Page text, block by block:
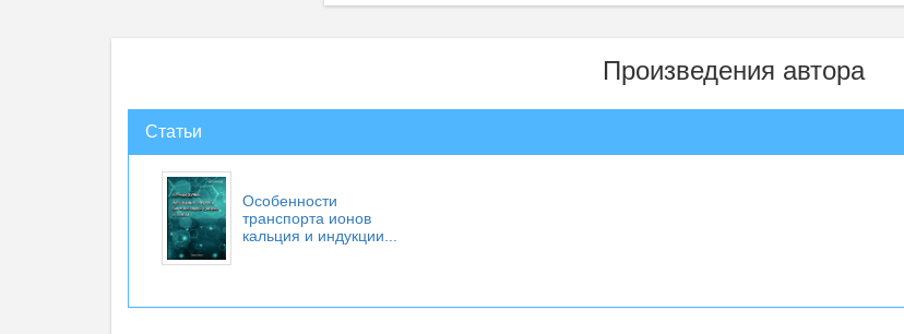
Произведения автора
Статьи
Особенности
транспорта ионов
кальция и индукции...